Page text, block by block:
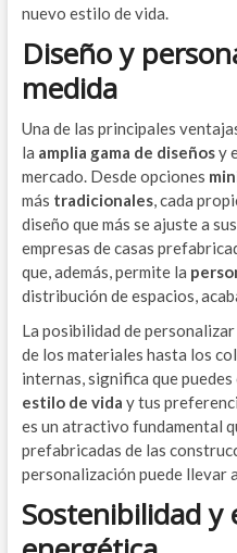
nuevo estilo de vida.
Diseño y
medida
Una de las principales
la amplia gama de diseñosy
mercado. Desde opciones
más tradicionales, cada
diseño que más se ajuste a
empresas de casas
que, además, permite la
distribución de espacios,
La posibilidad de
de los materiales hasta los
internas, significa que
estilo de vida y tus
es un atractivo fundamental
prefabricadas de las
personalización puede llevar
Sostenibilidad y